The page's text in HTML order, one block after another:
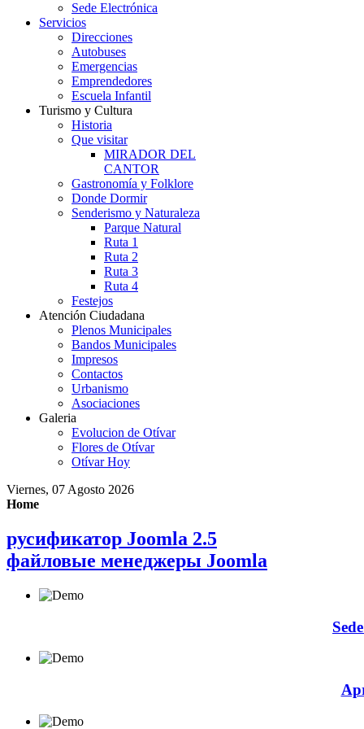
Sede Electrónica
Servicios
Direcciones
Autobuses
Emergencias
Emprendedores
Escuela Infantil
Turismo y Cultura
Historia
Que visitar
MIRADOR DEL
CANTOR
Gastronomía y Folklore
Donde Dormir
Senderismo y Naturaleza
Parque Natural
Ruta 1
Ruta 2
Ruta 3
Ruta 4
Festejos
Atención Ciudadana
Plenos Municipales
Bandos Municipales
Impresos
Contactos
Urbanismo
Asociaciones
Galeria
Evolucion de Otívar
Flores de Otívar
Otívar Hoy
Viernes, 07 Agosto 2026
Home
русификатор Joomla 2.5
файловые менеджеры Joomla